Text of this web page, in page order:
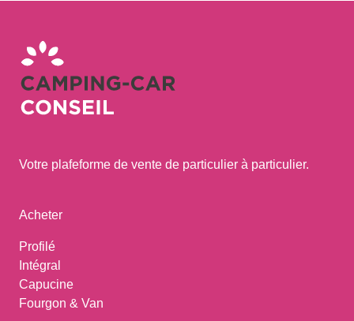
Votre plafeforme de vente de particulier à particulier.
Acheter
Profilé
Intégral
Capucine
Fourgon & Van